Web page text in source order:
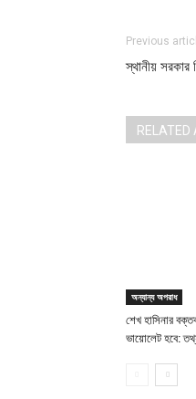
Previous
স্থানীয়
RELATED
অন্যান্য অপরাধ
শেখ হাসিনার
ভায়োলেট হবে: